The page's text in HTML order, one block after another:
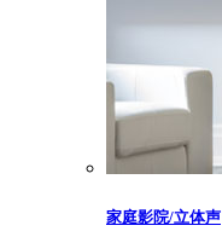
家庭影院/立体声